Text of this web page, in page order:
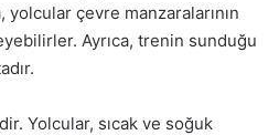
çevre manzaralarının
Ayrıca, trenin sunduğu
Yolcular, sıcak ve soğuk